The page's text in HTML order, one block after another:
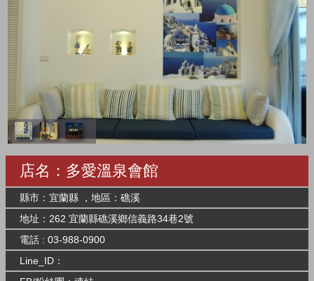
店名：多愛溫泉會館
縣市：宜蘭縣 ，地區：礁溪
地址：262 宜蘭縣礁溪鄉信義路34巷2號
電話 : 03-988-0900
Line_ID：